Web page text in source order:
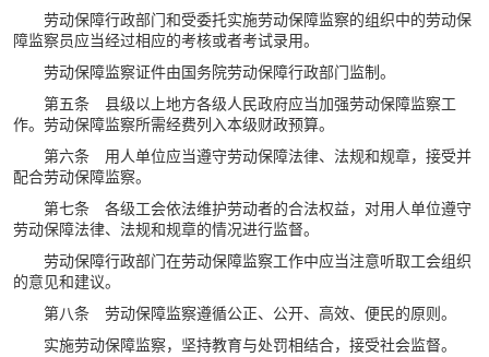
劳动保障行政部门和受委托实施劳动保障监察的组织中的劳动保
障监察员应当经过相应的考核或者考试录用。
劳动保障监察证件由国务院劳动保障行政部门监制。
第五条 县级以上地方各级人民政府应当加强劳动保障监察工
作。劳动保障监察所需经费列入本级财政预算。
第六条 用人单位应当遵守劳动保障法律、法规和规章，接受并
配合劳动保障监察。
第七条 各级工会依法维护劳动者的合法权益，对用人单位遵守
劳动保障法律、法规和规章的情况进行监督。
劳动保障行政部门在劳动保障监察工作中应当注意听取工会组织
的意见和建议。
第八条 劳动保障监察遵循公正、公开、高效、便民的原则。
实施劳动保障监察，坚持教育与处罚相结合，接受社会监督。